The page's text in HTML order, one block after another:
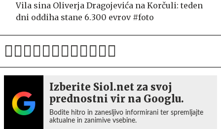
Vila sina Oliverja Dragojevića na Korčuli: teden
dni oddiha stane 6.300 evrov #foto
Izberite Siol.net za svoj
prednostni vir na Googlu.
Bodite hitro in zanesljivo informirani ter spremljajte
aktualne in zanimive vsebine.